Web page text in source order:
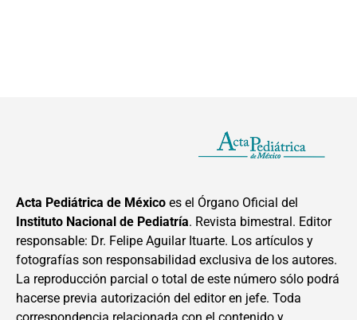
Acta Pediátrica de México es el Órgano Oficial del
Instituto Nacional de Pediatría. Revista bimestral. Editor
responsable: Dr. Felipe Aguilar Ituarte. Los artículos y
fotografías son responsabilidad exclusiva de los autores.
La reproducción parcial o total de este número sólo podrá
hacerse previa autorización del editor en jefe. Toda